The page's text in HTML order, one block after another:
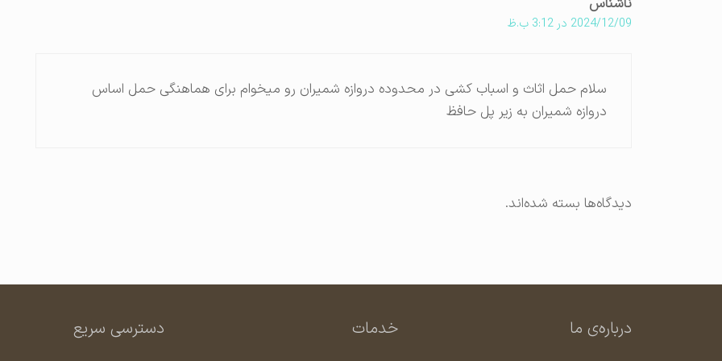
ناشناس
2024/12/09 در 3:12 ب.ظ
سلام حمل اثاث و اسباب کشی در محدوده دروازه شمیران رو میخوام برای هماهنگی حمل اساس
دروازه شمیران به زیر پل حافظ
دیدگاه‌ها بسته شده‌اند.
درباره‌ی ما خدمات دسترسی سریع